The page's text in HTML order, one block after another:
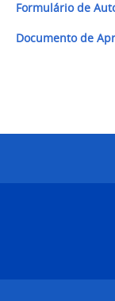
Formulário de
Documento de